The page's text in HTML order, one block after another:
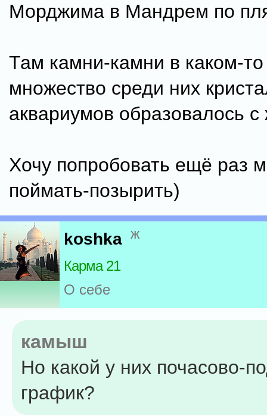
Морджима в Мандрем по
Там камни-камни в каком-
множество среди них
аквариумов образовалось
Хочу попробовать ещё раз
поймать-позырить)
koshka ж
Карма 21
О себе
камыш
Но какой у них почасово-
график?